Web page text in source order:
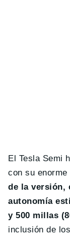
El Tesla Semi
con su
de la versión,
autonomía
y 500 millas
inclusión de